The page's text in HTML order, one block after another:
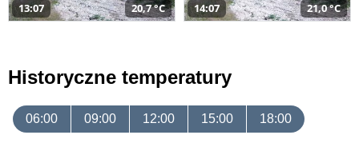
13:07 20,7 °C 14:07 21,0 °C
Historyczne temperatury
06:00 09:00 12:00 15:00 18:00